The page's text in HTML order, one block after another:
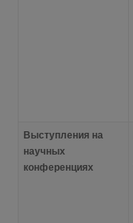
Выступления на
научных
конференциях